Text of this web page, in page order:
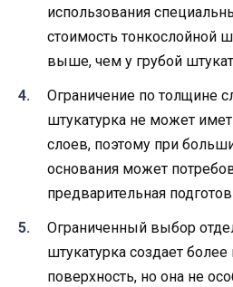
использования
стоимость тонкослойной
выше, чем у грубой
Ограничение по толщине
штукатурка не может
слоев, поэтому при
основания может
предварительная
Ограниченный выбор
штукатурка создает
поверхность, но она не